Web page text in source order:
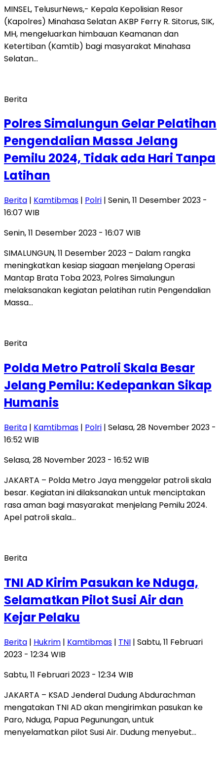
MINSEL, TelusurNews,- Kepala Kepolisian Resor
(Kapolres) Minahasa Selatan AKBP Ferry R. Sitorus, SIK,
MH, mengeluarkan himbauan Keamanan dan
Ketertiban (Kamtib) bagi masyarakat Minahasa
Selatan…
Berita
Polres Simalungun Gelar Pelatihan
Pengendalian Massa Jelang
Pemilu 2024, Tidak ada Hari Tanpa
Latihan
Berita | Kamtibmas | Polri | Senin, 11 Desember 2023 -
16:07 WIB
Senin, 11 Desember 2023 - 16:07 WIB
SIMALUNGUN, 11 Desember 2023 – Dalam rangka
meningkatkan kesiap siagaan menjelang Operasi
Mantap Brata Toba 2023, Polres Simalungun
melaksanakan kegiatan pelatihan rutin Pengendalian
Massa…
Berita
Polda Metro Patroli Skala Besar
Jelang Pemilu: Kedepankan Sikap
Humanis
Berita | Kamtibmas | Polri | Selasa, 28 November 2023 -
16:52 WIB
Selasa, 28 November 2023 - 16:52 WIB
JAKARTA – Polda Metro Jaya menggelar patroli skala
besar. Kegiatan ini dilaksanakan untuk menciptakan
rasa aman bagi masyarakat menjelang Pemilu 2024.
Apel patroli skala…
Berita
TNI AD Kirim Pasukan ke Nduga,
Selamatkan Pilot Susi Air dan
Kejar Pelaku
Berita | Hukrim | Kamtibmas | TNI | Sabtu, 11 Februari
2023 - 12:34 WIB
Sabtu, 11 Februari 2023 - 12:34 WIB
JAKARTA – KSAD Jenderal Dudung Abdurachman
mengatakan TNI AD akan mengirimkan pasukan ke
Paro, Nduga, Papua Pegunungan, untuk
menyelamatkan pilot Susi Air. Dudung menyebut…